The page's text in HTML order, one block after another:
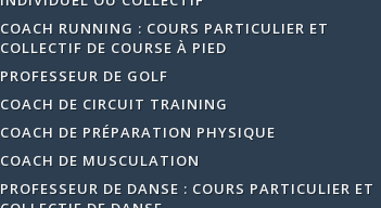
COACH RUNNING : COURS PARTICULIER ET
COLLECTIF DE COURSE À PIED
PROFESSEUR DE GOLF
COACH DE CIRCUIT TRAINING
COACH DE PRÉPARATION PHYSIQUE
COACH DE MUSCULATION
PROFESSEUR DE DANSE : COURS PARTICULIER ET